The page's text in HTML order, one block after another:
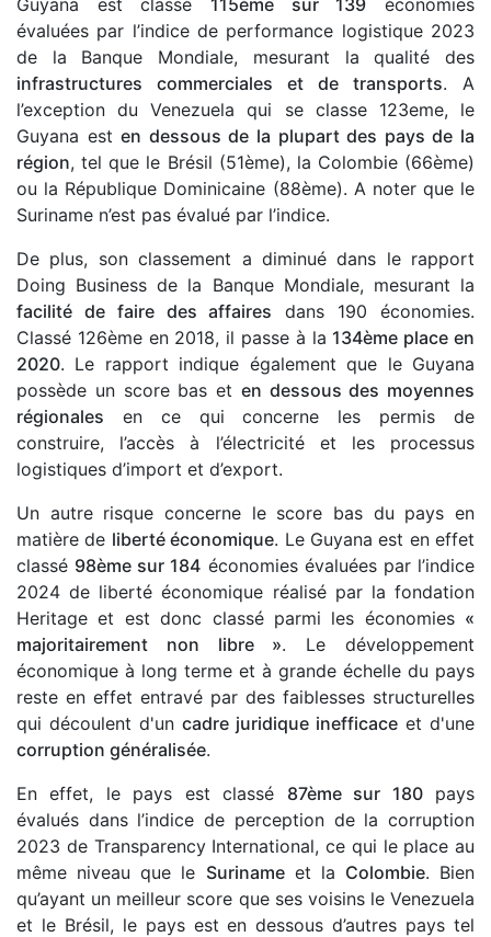
Guyana est classé 115ème sur 139 économies
évaluées par l’indice de performance logistique 2023
de la Banque Mondiale, mesurant la qualité des
infrastructures commerciales et de transports. A
l’exception du Venezuela qui se classe 123eme, le
Guyana esten dessous de la plupart des pays de la
région, tel que le Brésil (51ème), la Colombie (66ème)
ou la République Dominicaine (88ème). A noter que le
Suriname n’est pas évalué par l’indice.
De plus, son classement a diminué dans le rapport
Doing Business de la Banque Mondiale, mesurant la
facilité de faire des affaires dans 190 économies.
Classé 126ème en 2018, il passe à la 134ème place en
2020. Le rapport indique également que le Guyana
possède un score bas et en dessous des moyennes
régionales en ce qui concerne les permis de
construire, l’accès à l’électricité et les processus
logistiques d’import et d’export.
Un autre risque concerne le score bas du pays en
matière de liberté économique. Le Guyana est en effet
classé 98ème sur 184 économies évaluées par l’indice
2024 de liberté économique réalisé par la fondation
Heritage et est donc classé parmi les économies «
majoritairement non libre ». Le développement
économique à long terme et à grande échelle du pays
reste en effet entravé par des faiblesses structurelles
qui découlent d'un cadre juridique inefficace et d'une
corruption généralisée.
En effet, le pays est classé 87ème sur 180pays
évalués dans l’indice de perception de la corruption
2023 de Transparency International, ce qui le place au
même niveau que le Surinameet la Colombie. Bien
qu’ayant un meilleur score que ses voisins le Venezuela
et le Brésil, le pays est en dessous d’autres pays tel